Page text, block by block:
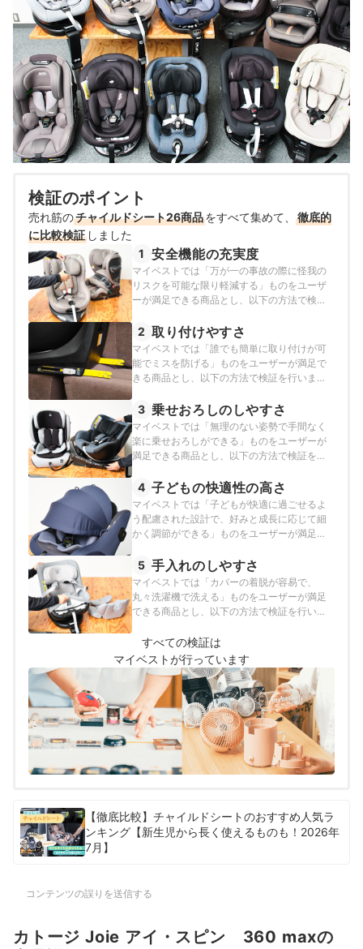
検証のポイント
売れ筋のチャイルドシート26商品をすべて集めて、
徹底的
に比較検証 しました
1 安全機能の充実度
マイベストでは「万が一の事故の際に怪我の
リスクを可能な限り軽減する」ものをユーザ
ーが満足できる商品とし、以下の方法で検証
2 取り付けやすさ
マイベストでは「誰でも簡単に取り付けが可
能でミスを防げる」ものをユーザーが満足で
きる商品とし、以下の方法で検証を行いまし
3 乗せおろしのしやすさ
マイベストでは「無理のない姿勢で手間なく
楽に乗せおろしができる」ものをユーザーが
満足できる商品とし、以下の方法で検証を行
4 子どもの快適性の高さ
マイベストでは「子どもが快適に過ごせるよ
う配慮された設計で、好みと成長に応じて細
かく調節ができる」ものをユーザーが満足で
た。
5 手入れのしやすさ
マイベストでは「カバーの着脱が容易で、
丸々洗濯機で洗える」ものをユーザーが満足
できる商品とし、以下の方法で検証を行いま
すべての検証は
マイベストが行っています
【徹底比較】チャイルドシートのおすすめ人気ラ
ンキング【新生児から長く使えるものも！2026年
7月】
コンテンツの誤りを送信する
カトージ Joie アイ・スピン 360 maxの